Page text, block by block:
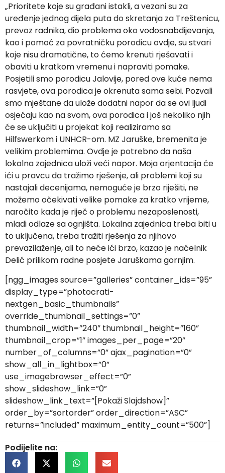
„Prioritete koje su građani istakli, a vezani su za
uređenje jednog dijela puta do skretanja za Treštenicu,
prevoz radnika, dio problema oko vodosnabdijevanja,
kao i pomoć za povratničku porodicu ovdje, su stvari
koje nisu dramatične, to ćemo krenuti rješavati i
obaviti u kratkom vremenu i napraviti pomake.
Posjetili smo porodicu Jalovije, pored ove kuće nema
rasvjete, ova porodica je okrenuta sama sebi. Pozvali
smo mještane da ulože dodatni napor da se ovi ljudi
osjećaju kao na svom, ova porodica i još nekoliko njih
će se uključiti u projekat koji realiziramo sa
Hilfswerkom i UNHCR-om. MZ Jaruške, bremenita je
velikim problemima. Ovdje je potrebno da naša
lokalna zajednica uloži veći napor. Moja orjentacija će
ići u pravcu da tražimo rješenje, ali problemi koji su
nastajali decenijama, nemoguće je brzo riješiti, ne
možemo očekivati velike pomake za kratko vrijeme,
naročito kada je riječ o problemu nezaposlenosti,
mladi odlaze sa ognjišta. Lokalna zajednica treba biti u
to uključena, treba tražiti rješenja za njihovo
prevazilaženje, ali to neće ići brzo, kazao je naćelnik
Delić prilikom radne posjete Jaruškama gornjim.
[ngg_images source=”galleries” container_ids=”95”
display_type=”photocrati-
nextgen_basic_thumbnails”
override_thumbnail_settings=”0”
thumbnail_width=”240” thumbnail_height=”160”
thumbnail_crop=”1” images_per_page=”20”
number_of_columns=”0” ajax_pagination=”0”
show_all_in_lightbox=”0”
use_imagebrowser_effect=”0”
show_slideshow_link=”0”
slideshow_link_text=”[Pokaži Slajdshow]”
order_by=”sortorder” order_direction=”ASC”
returns=”included” maximum_entity_count=”500”]
Podijelite na: